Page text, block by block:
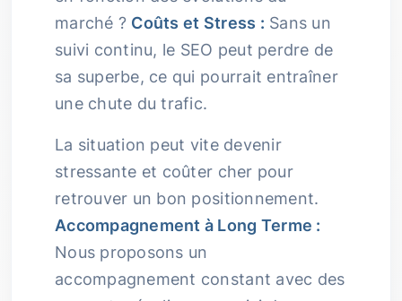
marché ? Coûts et Stress : Sans un
suivi continu, le SEO peut perdre de
sa superbe, ce qui pourrait entraîner
une chute du trafic.
La situation peut vite devenir
stressante et coûter cher pour
retrouver un bon positionnement.
Accompagnement à Long Terme :
Nous proposons un
accompagnement constant avec des